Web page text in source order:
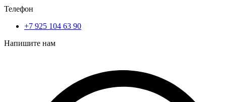
Телефон
+7 925 104 63 90
Напишите нам